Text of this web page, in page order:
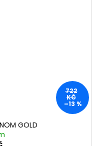
722
KČ
–13 %
GOLD